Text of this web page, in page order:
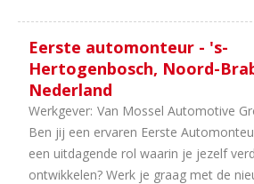
overleg
38
uur
32
uur
36
Eerste automonteur - 's-
Hertogenbosch, Noord-
Nederland
Werkgever: Van Mossel Automotive
Ben jij een ervaren Eerste
een uitdagende rol waarin je jezelf
ontwikkelen? Werk je graag met de